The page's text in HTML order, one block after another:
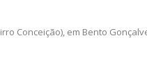
Conceição), em Bento